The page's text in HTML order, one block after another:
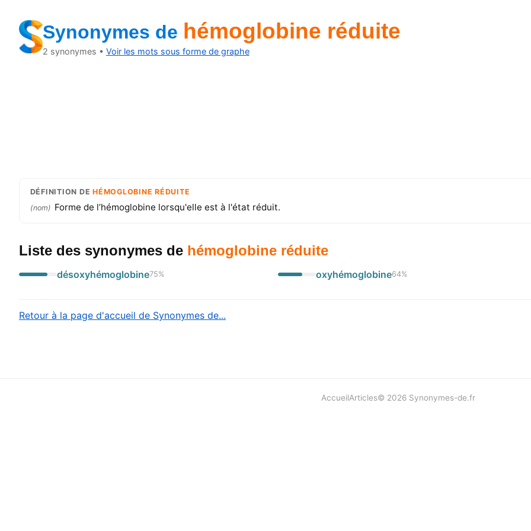
Synonymes de hémoglobine réduite
2 synonymes • Voir les mots sous forme de graphe
DÉFINITION DEHÉMOGLOBINE RÉDUITE
(nom) Forme de l’hémoglobine lorsqu'elle est à l'état réduit.
Liste des synonymes de hémoglobine réduite
désoxyhémoglobine75% oxyhémoglobine64%
Retour à la page d'accueil de Synonymes de...
AccueilArticles© 2026 Synonymes-de.fr